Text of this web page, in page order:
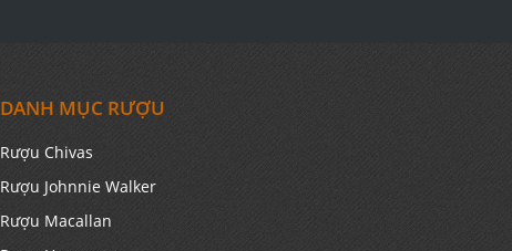
DANH MỤC RƯỢU
Rượu Chivas
Rượu Johnnie Walker
Rượu Macallan